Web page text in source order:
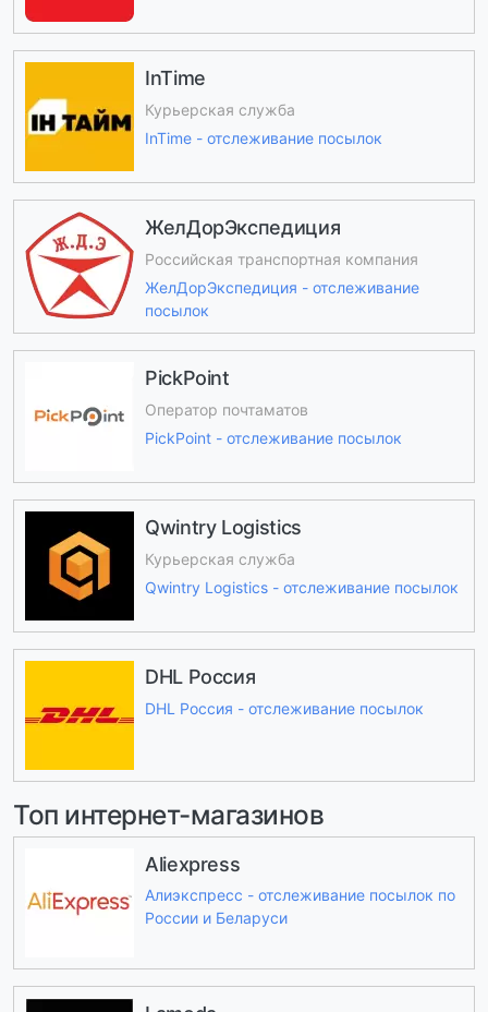
InTime
Курьерская служба
InTime - отслеживание посылок
ЖелДорЭкспедиция
Российская транспортная компания
ЖелДорЭкспедиция - отслеживание
посылок
PickPoint
Оператор почтаматов
PickPoint - отслеживание посылок
Qwintry Logistics
Курьерская служба
Qwintry Logistics - отслеживание посылок
DHL Россия
DHL Россия - отслеживание посылок
Топ интернет-магазинов
Aliexpress
Алиэкспресс - отслеживание посылок по
России и Беларуси